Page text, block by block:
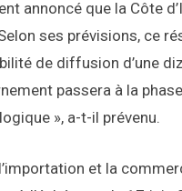
annoncé que la Côte
ses prévisions, ce
de diffusion d’une
passera à la
», a-t-il prévenu.
et la